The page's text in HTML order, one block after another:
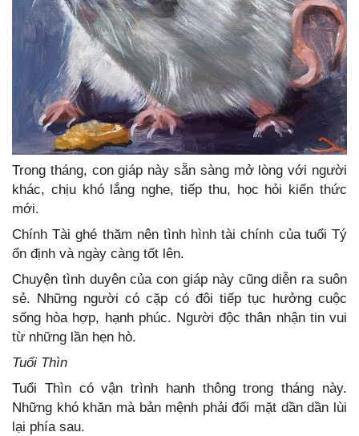
Trong tháng, con giáp này sẵn sàng mở lòng với người
khác, chịu khó lắng nghe, tiếp thu, học hỏi kiến thức
mới.
Chính Tài ghé thăm nên tình hình tài chính của tuổi Tý
ổn định và ngày càng tốt lên.
Chuyện tình duyên của con giáp này cũng diễn ra suôn
sẻ. Những người có cặp có đôi tiếp tục hưởng cuộc
sống hòa hợp, hạnh phúc. Người độc thân nhận tin vui
từ những lần hẹn hò.
Tuổi Thìn
Tuổi Thìn có vận trình hanh thông trong tháng này.
Những khó khăn mà bản mệnh phải đối mặt dần dần lùi
lại phía sau.